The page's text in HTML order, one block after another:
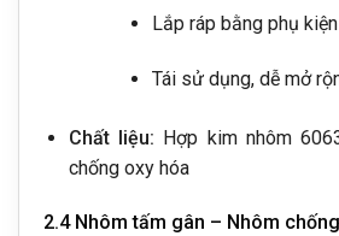
Lắp ráp bằng phụ
Tái sử dụng, dễ mở
Chất liệu: Hợp kim nhôm
chống oxy hóa
2.4 Nhôm tấm gân – Nhôm